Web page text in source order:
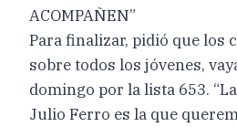
ACOMPAÑEN”
Para finalizar, pidió que los
sobre todos los jóvenes,
domingo por la lista 653.
Julio Ferro es la que